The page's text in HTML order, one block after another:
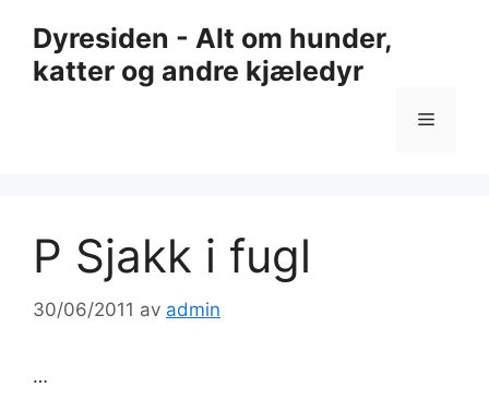
innhold
Dyresiden - Alt om hunder,
katter og andre kjæledyr
Meny
P Sjakk i fugl
30/06/2011 av admin
…